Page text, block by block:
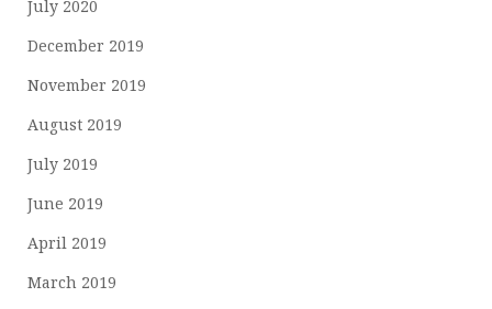
July 2020
December 2019
November 2019
August 2019
July 2019
June 2019
April 2019
March 2019